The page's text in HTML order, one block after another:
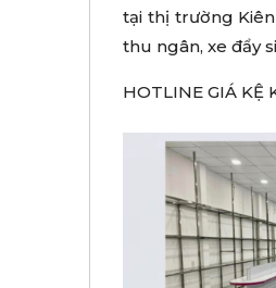
tại thị trường
thu ngân, xe đẩy
HOTLINE GIÁ KỆ